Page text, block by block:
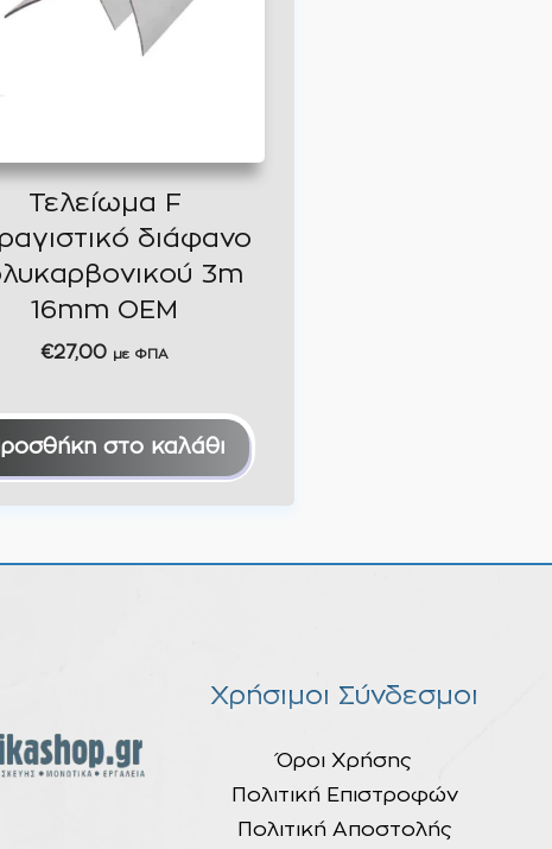
Τελείωμα F
διάφανο
3m
16mm ΟΕΜ
€27,00 με ΦΠΑ
στο καλάθι
Χρήσιμοι Σύνδεσμοι
Όροι Χρήσης
Πολιτική Επιστροφών
Πολιτική Αποστολής